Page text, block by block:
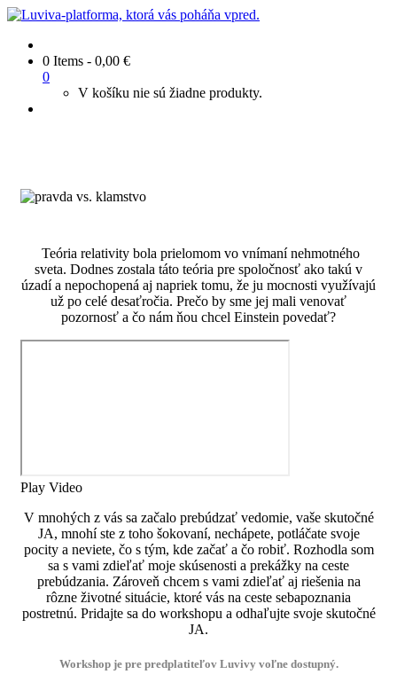
0 Items - 0,00 €
0
V košíku nie sú žiadne produkty.
Teória relativity bola prielomom vo vnímaní nehmotného
sveta. Dodnes zostala táto teória pre spoločnosť ako takú v
úzadí a nepochopená aj napriek tomu, že ju mocnosti využívajú
už po celé desaťročia. Prečo by sme jej mali venovať
pozornosť a čo nám ňou chcel Einstein povedať?
Play Video
V mnohých z vás sa začalo prebúdzať vedomie, vaše skutočné
JA, mnohí ste z toho šokovaní, nechápete, potláčate svoje
pocity a neviete, čo s tým, kde začať a čo robiť. Rozhodla som
sa s vami zdieľať moje skúsenosti a prekážky na ceste
prebúdzania. Zároveň chcem s vami zdieľať aj riešenia na
rôzne životné situácie, ktoré vás na ceste sebapoznania
postretnú. Pridajte sa do workshopu a odhaľujte svoje skutočné
JA.
Workshop je pre predplatiteľov Luvivy voľne dostupný.